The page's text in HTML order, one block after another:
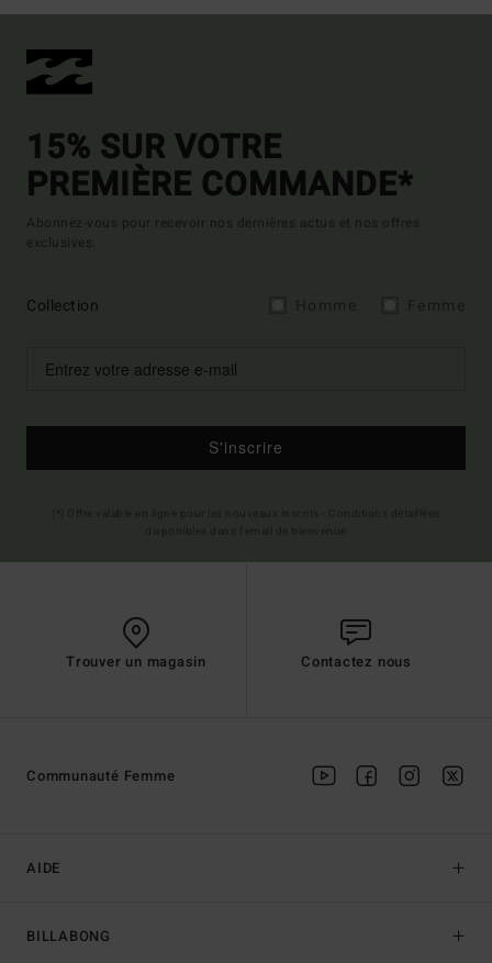
15% SUR VOTRE
PREMIÈRE COMMANDE*
Abonnez-vous pour recevoir nos dernières actus et nos offres
exclusives.
Collection
S'inscrire
Trouver un magasin Contactez nous
AIDE
BILLABONG
Communauté Femme